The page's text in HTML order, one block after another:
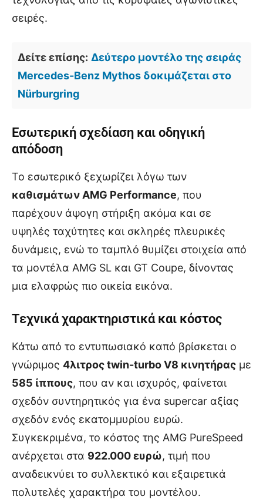
σειρές.
Δείτε επίσης: Δεύτερο μοντέλο της σειράς
Mercedes-Benz Mythos δοκιμάζεται στο
Nürburgring
Εσωτερική σχεδίαση και οδηγική
απόδοση
Το εσωτερικό ξεχωρίζει λόγω των
καθισμάτων AMG Performance, που
παρέχουν άψογη στήριξη ακόμα και σε
υψηλές ταχύτητες και σκληρές πλευρικές
δυνάμεις, ενώ το ταμπλό θυμίζει στοιχεία από
τα μοντέλα AMG SL και GT Coupe, δίνοντας
μια ελαφρώς πιο οικεία εικόνα.
Τεχνικά χαρακτηριστικά και κόστος
Κάτω από το εντυπωσιακό καπό βρίσκεται ο
γνώριμος 4λιτρος twin-turbo V8 κινητήρας με
585 ίππους, που αν και ισχυρός, φαίνεται
σχεδόν συντηρητικός για ένα supercar αξίας
σχεδόν ενός εκατομμυρίου ευρώ.
Συγκεκριμένα, το κόστος της AMG PureSpeed
ανέρχεται στα 922.000 ευρώ, τιμή που
αναδεικνύει το συλλεκτικό και εξαιρετικά
πολυτελές χαρακτήρα του μοντέλου.